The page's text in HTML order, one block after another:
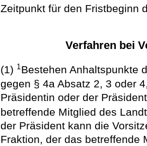
Zeitpunkt für den Fristbeginn
Verfahren bei
(1) 1Bestehen Anhaltspunkte
gegen § 4a Absatz 2, 3 oder
Präsidentin oder der
betreffende Mitglied des
der Präsident kann die
Fraktion, der das betreffende